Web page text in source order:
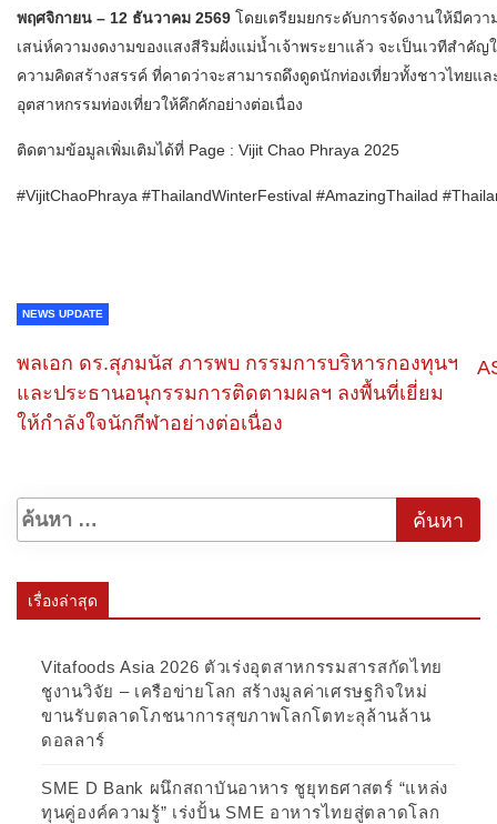
พฤศจิกายน – 12 ธันวาคม 2569 โดยเตรียมยกระดับการจัดงานให้มีค
เสน่ห์ความงดงามของแสงสีริมฝั่งแม่น้ำเจ้าพระยาแล้ว จะเป็นเวทีสำ
ความคิดสร้างสรรค์ ที่คาดว่าจะสามารถดึงดูดนักท่องเที่ยวทั้งชาวไทยแ
อุตสาหกรรมท่องเที่ยวให้คึกคักอย่างต่อเนื่อง
ติดตามข้อมูลเพิ่มเติมได้ที่ Page : Vijit Chao Phraya 2025
#VijitChaoPhraya #ThailandWinterFestival #AmazingThailad
NEWS UPDATE
พลเอก ดร.สุภมนัส ภารพบ กรรมการบริหารกองทุนฯ
และประธานอนุกรรมการติดตามผลฯ ลงพื้นที่เยี่ยม
ให้กำลังใจนักกีฬาอย่างต่อเนื่อง
เรื่องล่าสุด
Vitafoods Asia 2026 ตัวเร่งอุตสาหกรรมสารสกัดไทย
ชูงานวิจัย – เครือข่ายโลก สร้างมูลค่าเศรษฐกิจใหม่
ขานรับตลาดโภชนาการสุขภาพโลกโตทะลุล้านล้าน
ดอลลาร์
SME D Bank ผนึกสถาบันอาหาร ชูยุทธศาสตร์ “แหล่ง
ทุนคู่องค์ความรู้” เร่งปั้น SME อาหารไทยสู่ตลาดโลก